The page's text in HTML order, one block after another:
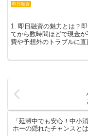
即日融資
1. 即日融資の魅力とは？
てから数時間ほどで現金
費や予想外のトラブルに
「延滞中でも安心！中小
ホーの隠れたチャンスとは